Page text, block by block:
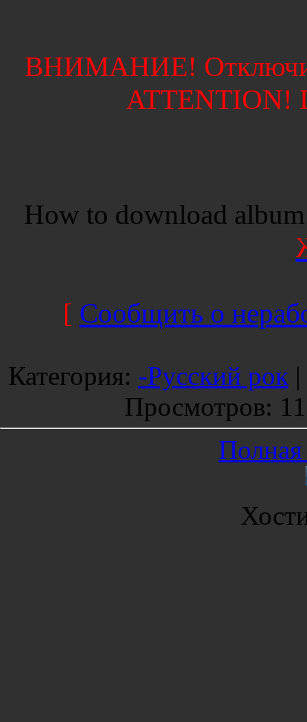
ВНИМАНИЕ!
ATTENTION!
How to download
[ Сообщить о
Категория: -Русский рок |
Просмотров:
Полная